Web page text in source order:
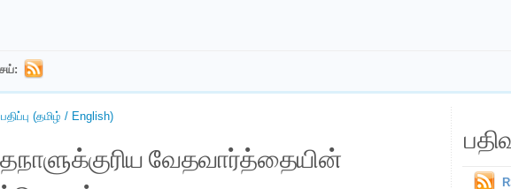
(தமிழ் / English)
வேதவார்த்தையின்